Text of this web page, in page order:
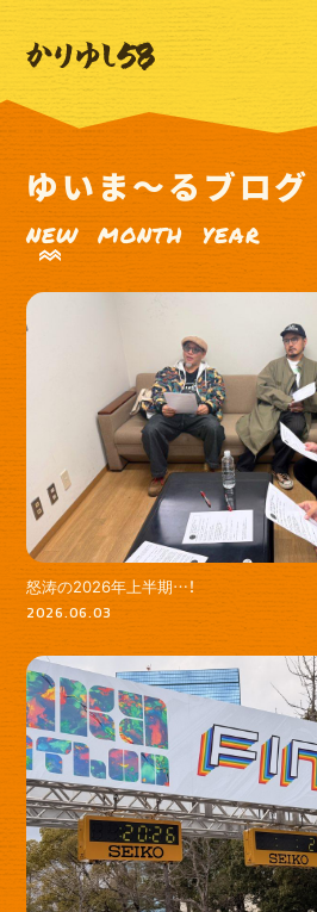
HOME
LIVE
DISCOGRAPHY
CONTACT
新規登録
ゆいま～るSNS
ゆい
ゆいま～るブログ
ゆい
かりゆしの部屋
ゆいま～るブログ
NEW MONTH YEAR
怒涛の2026年上半期…！
2026.06.03